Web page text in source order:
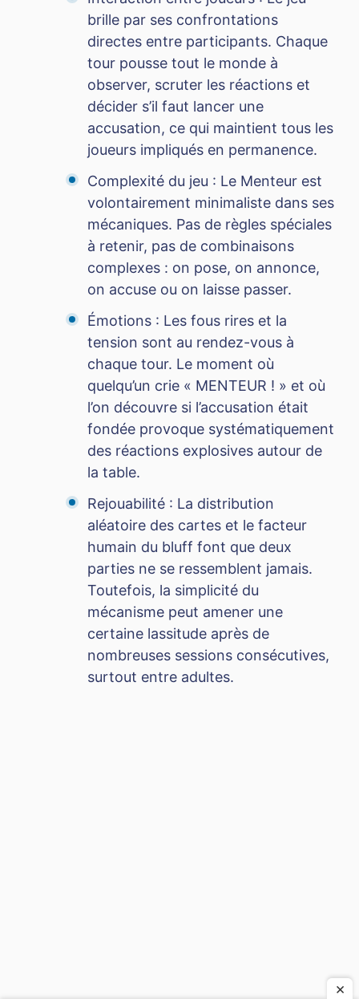
brille par ses confrontations
directes entre participants. Chaque
tour pousse tout le monde à
observer, scruter les réactions et
décider s’il faut lancer une
accusation, ce qui maintient tous les
joueurs impliqués en permanence.
Complexité du jeu : Le Menteur est
volontairement minimaliste dans ses
mécaniques. Pas de règles spéciales
à retenir, pas de combinaisons
complexes : on pose, on annonce,
on accuse ou on laisse passer.
Émotions : Les fous rires et la
tension sont au rendez-vous à
chaque tour. Le moment où
quelqu’un crie « MENTEUR ! » et où
l’on découvre si l’accusation était
fondée provoque systématiquement
des réactions explosives autour de
la table.
Rejouabilité : La distribution
aléatoire des cartes et le facteur
humain du bluff font que deux
parties ne se ressemblent jamais.
Toutefois, la simplicité du
mécanisme peut amener une
certaine lassitude après de
nombreuses sessions consécutives,
surtout entre adultes.
×